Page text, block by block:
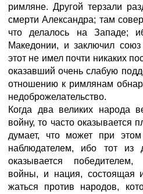
римляне. Другой терзали
смерти Александра; там
что делалось на Западе;
Македонии, и заключил
этот не имел почти никаких
оказавший очень слабую
отношению к римлянам
недоброжелательство.
Когда два великих народа
войну, то часто оказывается
думает, что может при этом
наблюдателем, ибо тот из
оказывается
войны, и нация, состоящая
жаться против народов,